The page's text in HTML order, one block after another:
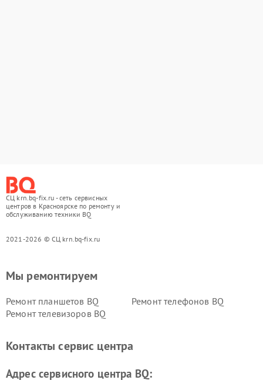
СЦ krn.bq-fix.ru - сеть сервисных
центров в Красноярске по ремонту и
обслуживанию техники BQ
2021-2026 © СЦ krn.bq-fix.ru
Мы ремонтируем
Ремонт планшетов BQ
Ремонт телефонов BQ
Ремонт телевизоров BQ
Контакты сервис центра
Адрес сервисного центра BQ: